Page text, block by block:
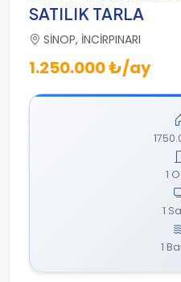
SATILIK TARLA
SİNOP, İNCİRPINARI
1.250.000 ₺/ay
1
1
1